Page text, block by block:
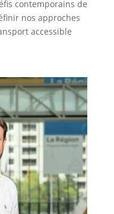
contemporains de
nos approches
accessible